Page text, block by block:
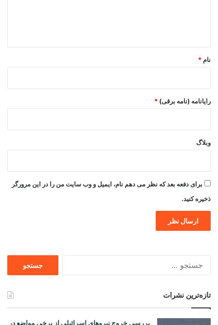
نام *
رایانامه (نامه برقی) *
وبلاگ
برای دفعه بعد که نظر می دهم نام، ایمیل و وب سایت من را در این مرورگر
ذخیره کنید.
تازه‌ترین نشرات
بررسی خروج نیروهای اسرائیلی از برخی مواضع در